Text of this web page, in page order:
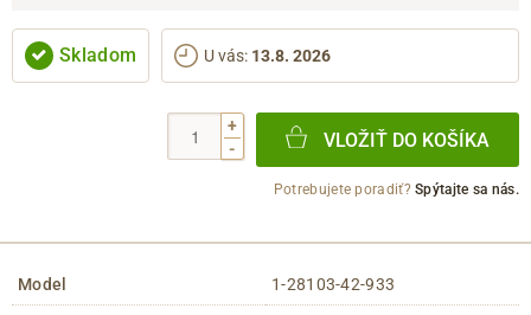
Skladom U vás: 13.8. 2026
+
-
VLOŽIŤ DO KOŠÍKA
Potrebujete poradiť?Spýtajte sa nás.
Model 1-28103-42-933